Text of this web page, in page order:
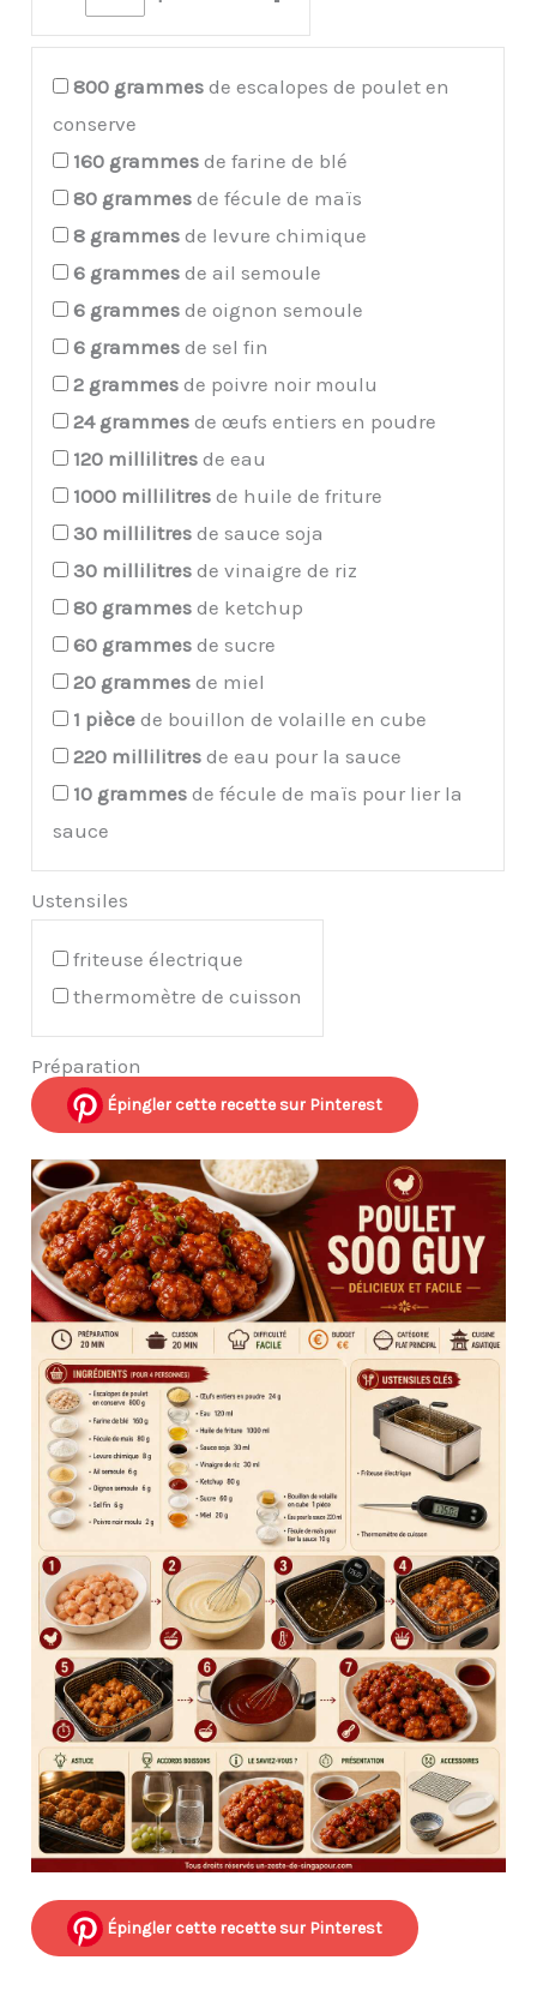
800 grammes de escalopes de poulet en
conserve
160 grammes de farine de blé
80 grammes de fécule de maïs
8 grammes de levure chimique
6 grammes de ail semoule
6 grammes de oignon semoule
6 grammes de sel fin
2 grammes de poivre noir moulu
24 grammes de œufs entiers en poudre
120 millilitres de eau
1000 millilitres de huile de friture
30 millilitres de sauce soja
30 millilitres de vinaigre de riz
80 grammes de ketchup
60 grammes de sucre
20 grammes de miel
1 pièce de bouillon de volaille en cube
220 millilitres de eau pour la sauce
10 grammes de fécule de maïs pour lier la
sauce
Ustensiles
friteuse électrique
thermomètre de cuisson
Préparation
Épingler cette recette sur Pinterest
Épingler cette recette sur Pinterest